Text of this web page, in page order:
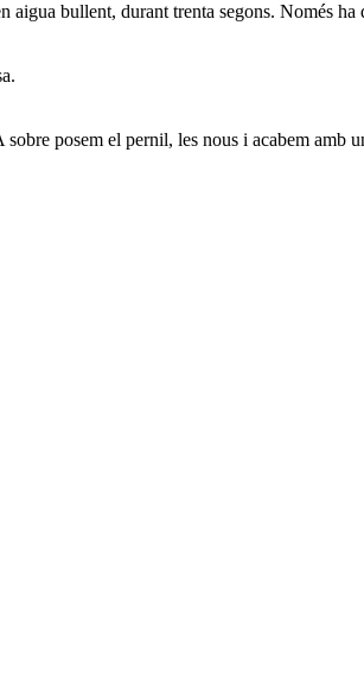
bullent, durant trenta segons. Només ha
posem el pernil, les nous i acabem amb